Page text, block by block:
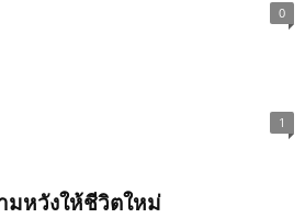
0
1
มหวังให้ชีวิตใหม่